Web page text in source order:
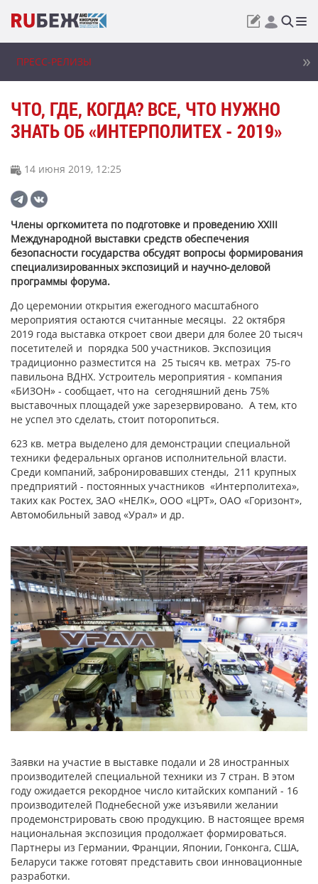
ПРЕСС-РЕЛИЗЫ
ЧТО, ГДЕ, КОГДА? ВСЕ, ЧТО НУЖНО
ЗНАТЬ ОБ «ИНТЕРПОЛИТЕХ - 2019»
14 июня 2019, 12:25
Члены оргкомитета по подготовке и проведению XXIII
Международной выставки средств обеспечения
безопасности государства обсудят вопросы формирования
специализированных экспозиций и научно-деловой
программы форума.
До церемонии открытия ежегодного масштабного
мероприятия остаются считанные месяцы. 22 октября
2019 года выставка откроет свои двери для более 20 тысяч
посетителей и порядка 500 участников. Экспозиция
традиционно разместится на 25 тысяч кв. метрах 75-го
павильона ВДНХ. Устроитель мероприятия - компания
«БИЗОН» - сообщает, что на сегодняшний день 75%
выставочных площадей уже зарезервировано. А тем, кто
не успел это сделать, стоит поторопиться.
623 кв. метра выделено для демонстрации специальной
техники федеральных органов исполнительной власти.
Среди компаний, забронировавших стенды, 211 крупных
предприятий - постоянных участников «Интерполитеха»,
таких как Ростех, ЗАО «НЕЛК», ООО «ЦРТ», ОАО «Горизонт»,
Автомобильный завод «Урал» и др.
Заявки на участие в выставке подали и 28 иностранных
производителей специальной техники из 7 стран. В этом
году ожидается рекордное число китайских компаний - 16
производителей Поднебесной уже изъявили желании
продемонстрировать свою продукцию. В настоящее время
национальная экспозиция продолжает формироваться.
Партнеры из Германии, Франции, Японии, Гонконга, США,
Беларуси также готовят представить свои инновационные
разработки.